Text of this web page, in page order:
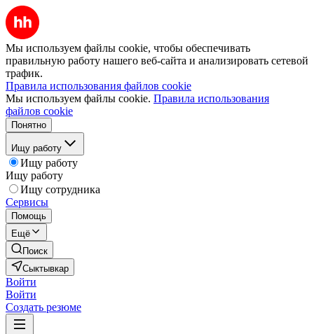
Мы используем файлы cookie, чтобы обеспечивать
правильную работу нашего веб-сайта и анализировать сетевой
трафик.
Правила использования файлов cookie
Мы используем файлы cookie. Правила использования
файлов cookie
Понятно
Ищу работу
Ищу работу
Ищу работу
Ищу сотрудника
Сервисы
Помощь
Ещё
Поиск
Сыктывкар
Войти
Войти
Создать резюме